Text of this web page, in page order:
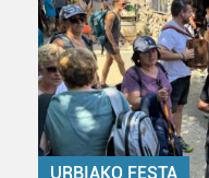
URBIAKO FESTA